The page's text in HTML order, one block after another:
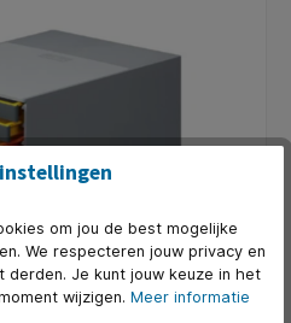
om jou de best mogelijke
We respecteren jouw privacy en
derden. Je kunt jouw keuze in het
wijzigen. Meer informatie